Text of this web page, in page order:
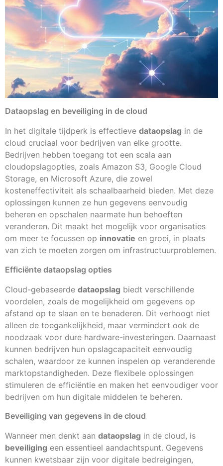
Dataopslag en beveiliging in de cloud
In het digitale tijdperk is effectieve dataopslag in de
cloud cruciaal voor bedrijven van elke grootte.
Bedrijven hebben toegang tot een scala aan
cloudopslagopties, zoals Amazon S3, Google Cloud
Storage, en Microsoft Azure, die zowel
kosteneffectiviteit als schaalbaarheid bieden. Met deze
oplossingen kunnen ze hun gegevens eenvoudig
beheren en opschalen naarmate hun behoeften
veranderen. Dit maakt het mogelijk voor organisaties
om meer te focussen op innovatie en groei, in plaats
van zich te moeten zorgen om infrastructuurproblemen.
Efficiënte dataopslag opties
Cloud-gebaseerde dataopslag biedt verschillende
voordelen, zoals de mogelijkheid om gegevens op
afstand op te slaan en te benaderen. Dit verhoogt niet
alleen de toegankelijkheid, maar vermindert ook de
noodzaak voor dure hardware-investeringen. Daarnaast
kunnen bedrijven hun opslagcapaciteit eenvoudig
schalen, waardoor ze kunnen inspelen op veranderende
marktopstandigheden. Deze flexibele oplossingen
stimuleren de efficiëntie en maken het eenvoudiger voor
bedrijven om hun digitale middelen te beheren.
Beveiliging van gegevens in de cloud
Wanneer men denkt aan dataopslag in de cloud, is
beveiliging een essentieel aandachtspunt. Gegevens
kunnen kwetsbaar zijn voor digitale bedreigingen,